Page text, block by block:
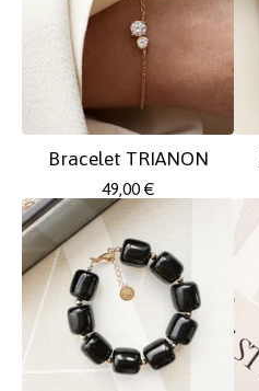
Bracelet TRIANON
49,00 €